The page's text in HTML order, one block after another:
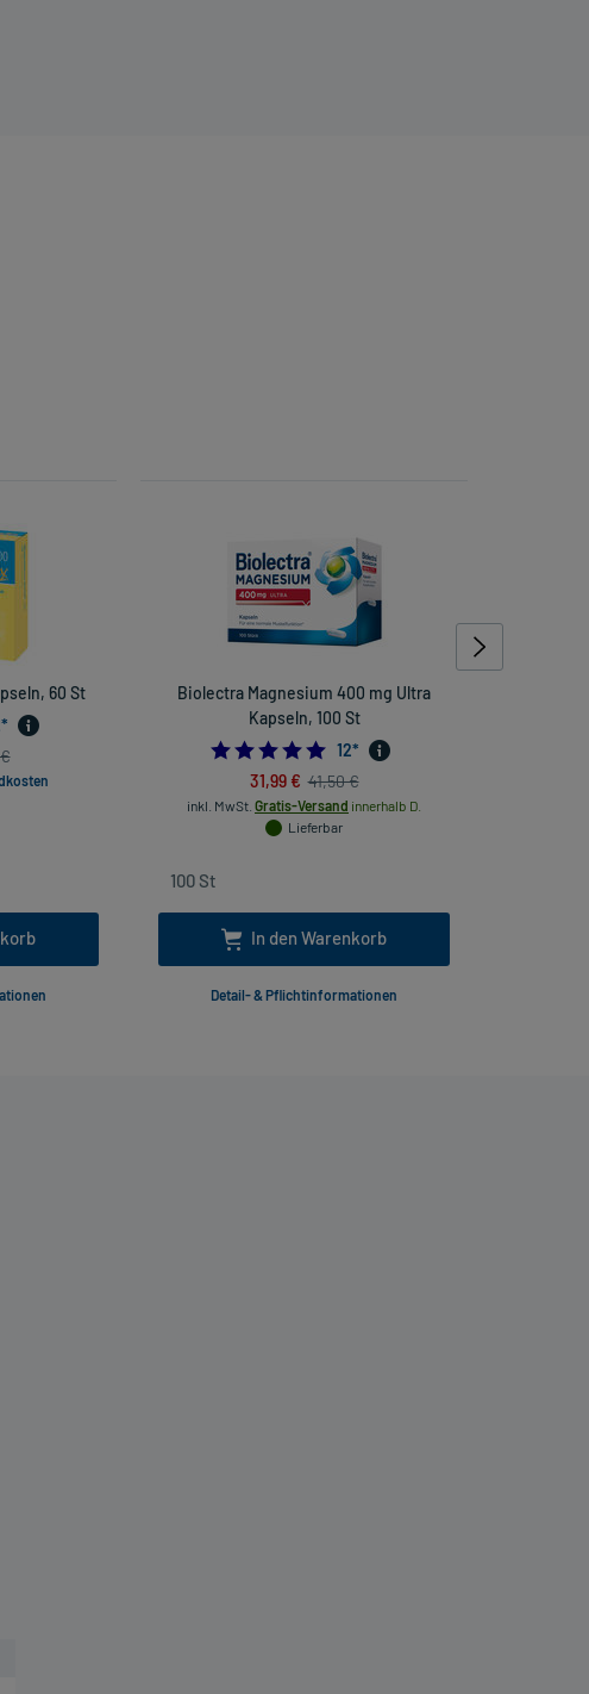
60 St
*
Biolectra Magnesium 400 mg Ultra
Kapseln, 100 St
5.0
12*
31,99 € 41,50 €
inkl. MwSt. Gratis-Versand innerhalb D.
Lieferbar
In den Warenkorb
Detail- & Pflichtinformationen